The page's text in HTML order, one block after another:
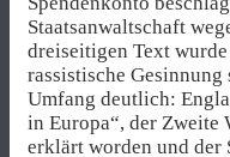
Staatsanwaltschaft
dreiseitigen Text
rassistische
Umfang deutlich:
in Europa“, der Zweite
erklärt worden und